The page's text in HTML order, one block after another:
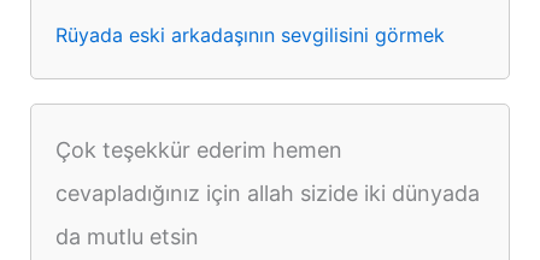
Rüyada eski arkadaşının sevgilisini görmek
Çok teşekkür ederim hemen
cevapladığınız için allah sizide iki dünyada
da mutlu etsin